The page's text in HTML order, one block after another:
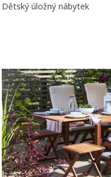
Dětský úložný nábytek